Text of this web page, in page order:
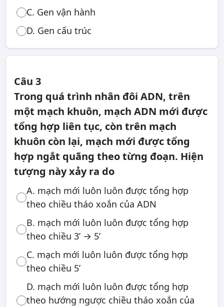
C. Gen vận hành
D. Gen cấu trúc
Câu 3
Trong quá trình nhân đôi ADN, trên
một mạch khuôn, mạch ADN mới được
tổng hợp liên tục, còn trên mạch
khuôn còn lại, mạch mới được tổng
hợp ngắt quãng theo từng đoạn. Hiện
tượng này xảy ra do
A. mạch mới luôn luôn được tổng hợp
theo chiều tháo xoắn của ADN
B. mạch mới luôn luôn được tổng hợp
theo chiều 3’ → 5’
C. mạch mới luôn luôn được tổng hợp
theo chiều 5’
D. mạch mới luôn luôn được tổng hợp
theo hướng ngược chiều tháo xoắn của